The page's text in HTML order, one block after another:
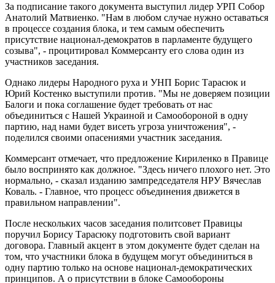
За подписание такого документа выступил лидер УРП Собор
Анатолий Матвиенко. "Нам в любом случае нужно оставаться
в процессе создания блока, и тем самым обеспечить
присутствие национал-демократов в парламенте будущего
созыва", - процитировал Коммерсанту его слова один из
участников заседания.
Однако лидеры Народного руха и УНП Борис Тарасюк и
Юрий Костенко выступили против. "Мы не доверяем позиции
Балоги и пока соглашение будет требовать от нас
объединиться с Нашей Украиной и Самообороной в одну
партию, над нами будет висеть угроза уничтожения", -
поделился своими опасениями участник заседания.
Коммерсант отмечает, что предложение Кириленко в Правице
было воспринято как должное. "Здесь ничего плохого нет. Это
нормально, - сказал изданию зампредседателя НРУ Вячеслав
Коваль. - Главное, что процесс объединения движется в
правильном направлении".
После нескольких часов заседания политсовет Правицы
поручил Борису Тарасюку подготовить свой вариант
договора. Главный акцент в этом документе будет сделан на
том, что участники блока в будущем могут объединиться в
одну партию только на основе национал-демократических
принципов. А о присутствии в блоке Самообороны